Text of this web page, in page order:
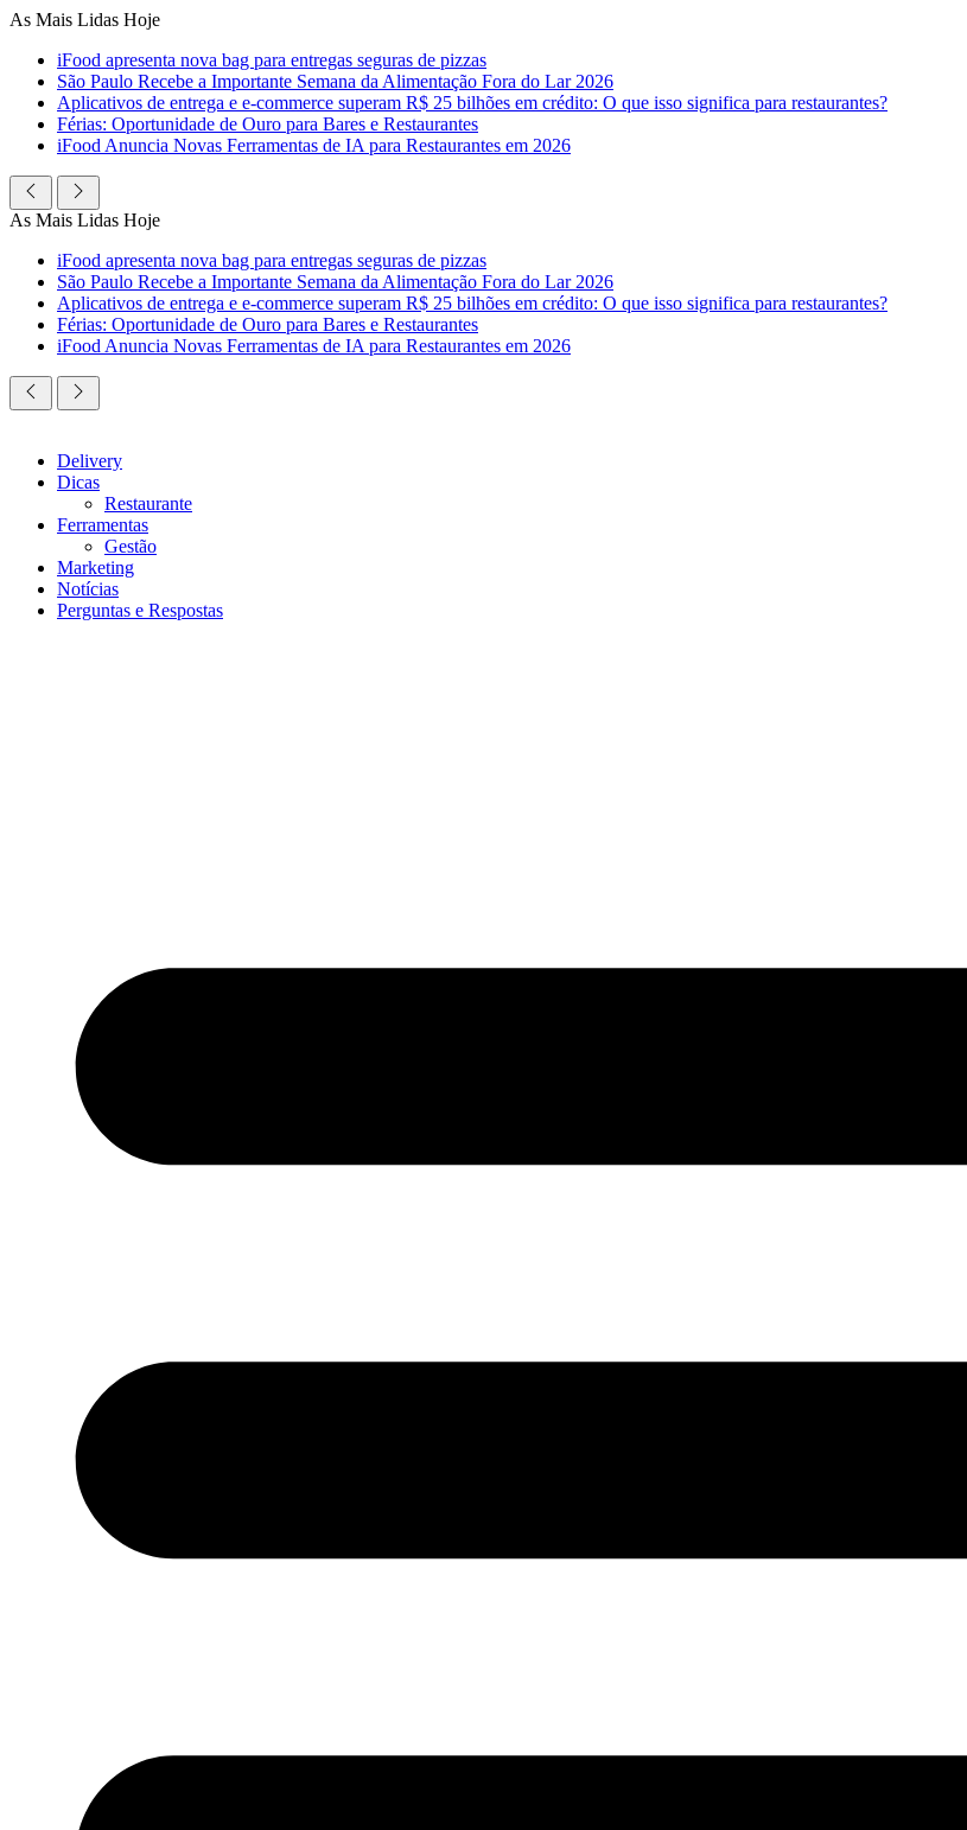
Ir
conteúdo
As Mais Lidas Hoje
iFood apresenta nova bag para entregas seguras de pizzas
São Paulo Recebe a Importante Semana da Alimentação Fora do Lar 2026
Aplicativos de entrega e e-commerce superam R$ 25 bilhões em crédito: O que isso significa para restaurantes?
Férias: Oportunidade de Ouro para Bares e Restaurantes
iFood Anuncia Novas Ferramentas de IA para Restaurantes em 2026
As Mais Lidas Hoje
iFood apresenta nova bag para entregas seguras de pizzas
São Paulo Recebe a Importante Semana da Alimentação Fora do Lar 2026
Aplicativos de entrega e e-commerce superam R$ 25 bilhões em crédito: O que isso significa para restaurantes?
Férias: Oportunidade de Ouro para Bares e Restaurantes
iFood Anuncia Novas Ferramentas de IA para Restaurantes em 2026
Delivery
Dicas
Restaurante
Ferramentas
Gestão
Marketing
Notícias
Perguntas e Respostas